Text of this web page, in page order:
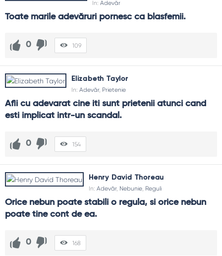
In: Adevăr
Toate marile adevăruri pornesc ca blasfemii.
0 109
Elizabeth Taylor
In: Adevăr, Prietenie
Afli cu adevarat cine iti sunt prietenii atunci cand
esti implicat intr-un scandal.
0 154
Henry David Thoreau
In: Adevăr, Nebunie, Reguli
Orice nebun poate stabili o regula, si orice nebun
poate tine cont de ea.
0 168